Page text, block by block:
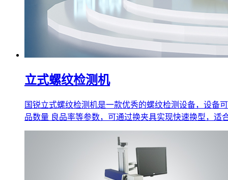
立式螺纹检测机
国锐立式螺纹检测机是一款优秀的螺纹检测设备，设备
品数量 良品率等参数，可通过换夹具实现快速换型，适